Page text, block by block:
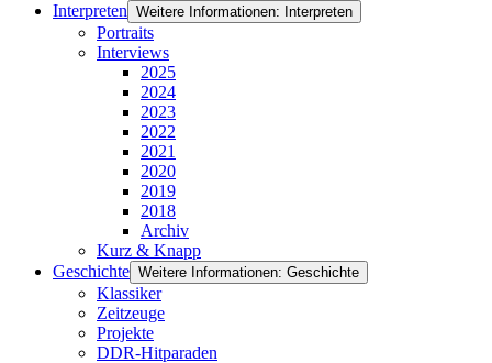
Interpreten Weitere Informationen: Interpreten
Portraits
Interviews
2025
2024
2023
2022
2021
2020
2019
2018
Archiv
Kurz & Knapp
Geschichte Weitere Informationen: Geschichte
Klassiker
Zeitzeuge
Projekte
DDR-Hitparaden